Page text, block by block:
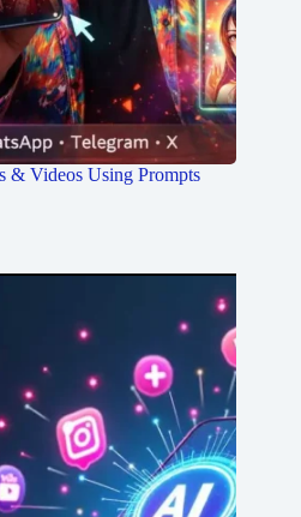
& Videos Using Prompts